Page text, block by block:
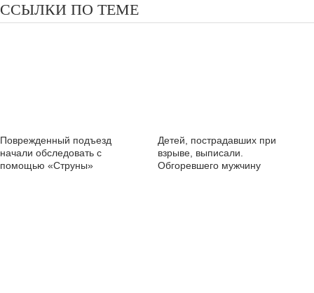
ССЫЛКИ ПО ТЕМЕ
Поврежденный подъезд
начали обследовать с
помощью «Струны»
Детей, пострадавших при
взрыве, выписали.
Обгоревшего мужчину